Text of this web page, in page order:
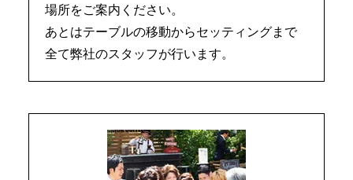
場所をご案内ください。
あとはテーブルの移動からセッティングまで
全て弊社のスタッフが行います。